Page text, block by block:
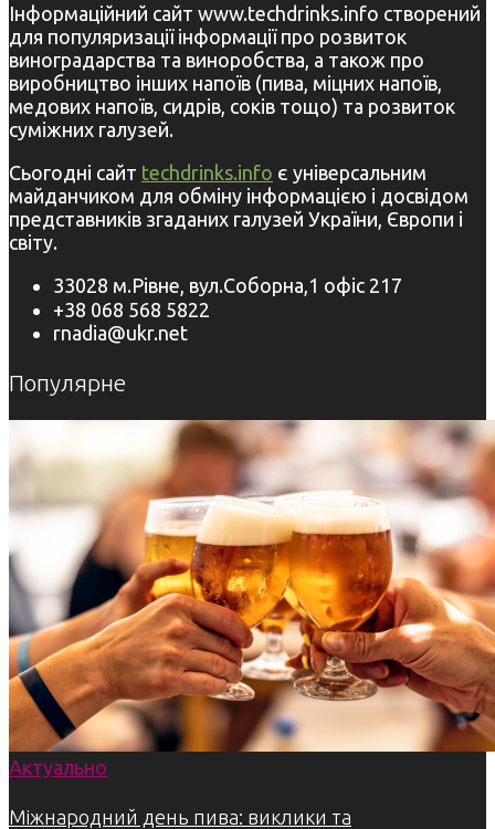
Інформаційний сайт www.techdrinks.info створений
для популяризації інформації про розвиток
виноградарства та виноробства, а також про
виробництво інших напоїв (пива, міцних напоїв,
медових напоїв, сидрів, соків тощо) та розвиток
суміжних галузей.
Сьогодні сайт techdrinks.info є універсальним
майданчиком для обміну інформацією і досвідом
представників згаданих галузей України, Європи і
світу.
33028 м.Рівне, вул.Соборна,1 офіс 217
+38 068 568 5822
rnadia@ukr.net
Популярне
Актуально
Міжнародний день пива: виклики та